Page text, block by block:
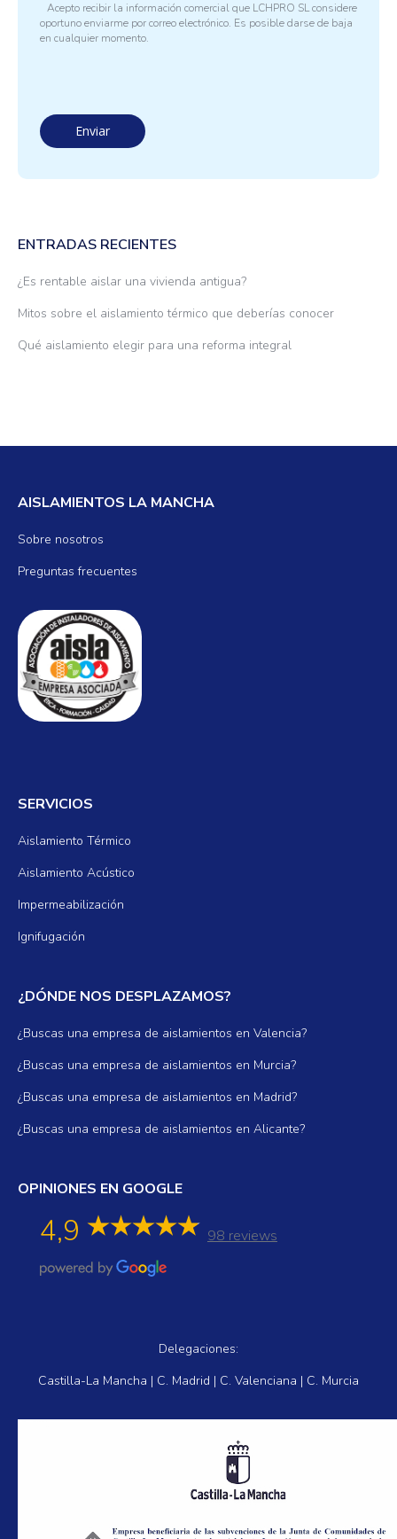
Acepto recibir la información comercial que LCHPRO SL considere
oportuno enviarme por correo electrónico. Es posible darse de baja
en cualquier momento.
ENTRADAS RECIENTES
¿Es rentable aislar una vivienda antigua?
Mitos sobre el aislamiento térmico que deberías conocer
Qué aislamiento elegir para una reforma integral
AISLAMIENTOS LA MANCHA
Sobre nosotros
Preguntas frecuentes
SERVICIOS
Aislamiento Térmico
Aislamiento Acústico
Impermeabilización
Ignifugación
¿DÓNDE NOS DESPLAZAMOS?
¿Buscas una empresa de aislamientos en Valencia?
¿Buscas una empresa de aislamientos en Murcia?
¿Buscas una empresa de aislamientos en Madrid?
¿Buscas una empresa de aislamientos en Alicante?
OPINIONES EN GOOGLE
4,9 98 reviews
Delegaciones:
Castilla-La Mancha | C. Madrid | C. Valenciana | C. Murcia